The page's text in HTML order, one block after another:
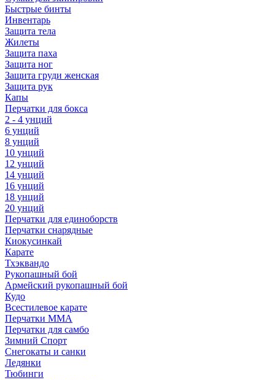
Быстрые бинты
Инвентарь
Защита тела
Жилеты
Защита паха
Защита ног
Защита груди женская
Защита рук
Капы
Перчатки для бокса
2 - 4 унций
6 унций
8 унций
10 унций
12 унций
14 унций
16 унций
18 унций
20 унций
Перчатки для единоборств
Перчатки снарядные
Киокусинкай
Карате
Тхэквандо
Рукопашный бой
Армейский рукопашный бой
Кудо
Всестилевое карате
Перчатки MMA
Перчатки для самбо
Зимний Спорт
Снегокаты и санки
Ледянки
Тюбинги